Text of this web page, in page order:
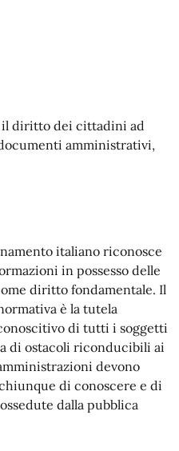
il diritto dei cittadini ad
amministrativi,
italiano riconosce
in possesso delle
diritto fondamentale. Il
è la tutela
di tutti i soggetti
di ostacoli riconducibili ai
devono
di conoscere e di
dalla pubblica